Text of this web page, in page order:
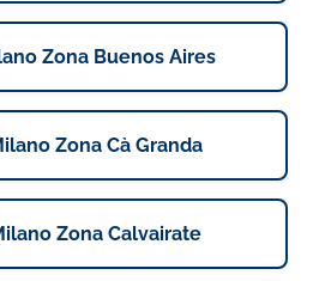
Zona Buenos Aires
Zona Cà Granda
Zona Calvairate